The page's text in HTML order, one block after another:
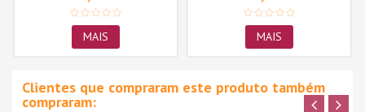
MAIS MAIS
Clientes que compraram este produto também
compraram: